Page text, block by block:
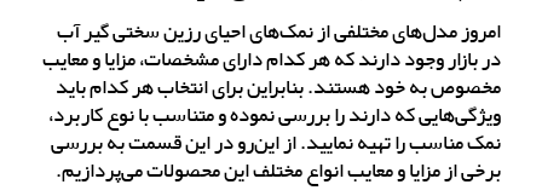
امروز مدل‌های مختلفی از نمک‌های احیای رزین سختی گیر آب
در بازار وجود دارند که هر کدام دارای مشخصات، مزایا و معایب
مخصوص به خود هستند. بنابراین برای انتخاب هر کدام باید
ویژگی‌هایی که دارند را بررسی نموده و متناسب با نوع کاربرد،
نمک مناسب را تهیه نمایید. از این‌رو در این قسمت به بررسی
برخی از مزایا و معایب انواع مختلف این محصولات می‌پردازیم.